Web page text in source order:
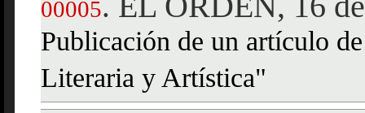
00005
Publicación de un artículo
Literaria y Artística"